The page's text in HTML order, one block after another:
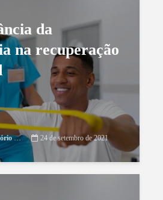
da
na recuperação
Hélio Moscardin Victório Netto 24 de setembro de 2021